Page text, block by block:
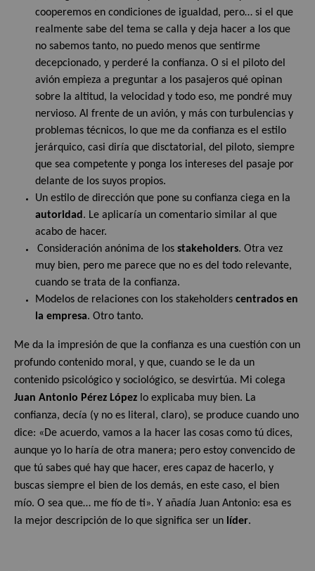
cooperemos en condiciones de igualdad, pero… si el que
realmente sabe del tema se calla y deja hacer a los que
no sabemos tanto, no puedo menos que sentirme
decepcionado, y perderé la confianza. O si el piloto del
avión empieza a preguntar a los pasajeros qué opinan
sobre la altitud, la velocidad y todo eso, me pondré muy
nervioso. Al frente de un avión, y más con turbulencias y
problemas técnicos, lo que me da confianza es el estilo
jerárquico, casi diría que disctatorial, del piloto, siempre
que sea competente y ponga los intereses del pasaje por
delante de los suyos propios.
Un estilo de dirección que pone su confianza ciega en la
autoridad . Le aplicaría un comentario similar al que
acabo de hacer.
Consideración anónima de los stakeholders. Otra vez
muy bien, pero me parece que no es del todo relevante,
cuando se trata de la confianza.
Modelos de relaciones con los stakeholders centrados en
la empresa. Otro tanto.
Me da la impresión de que la confianza es una cuestión con un
profundo contenido moral, y que, cuando se le da un
contenido psicológico y sociológico, se desvirtúa. Mi colega
Juan Antonio Pérez López lo explicaba muy bien. La
confianza, decía (y no es literal, claro), se produce cuando uno
dice: «De acuerdo, vamos a la hacer las cosas como tú dices,
aunque yo lo haría de otra manera; pero estoy convencido de
que tú sabes qué hay que hacer, eres capaz de hacerlo, y
buscas siempre el bien de los demás, en este caso, el bien
mío. O sea que… me fío de ti». Y añadía Juan Antonio: esa es
la mejor descripción de lo que significa ser un líder.